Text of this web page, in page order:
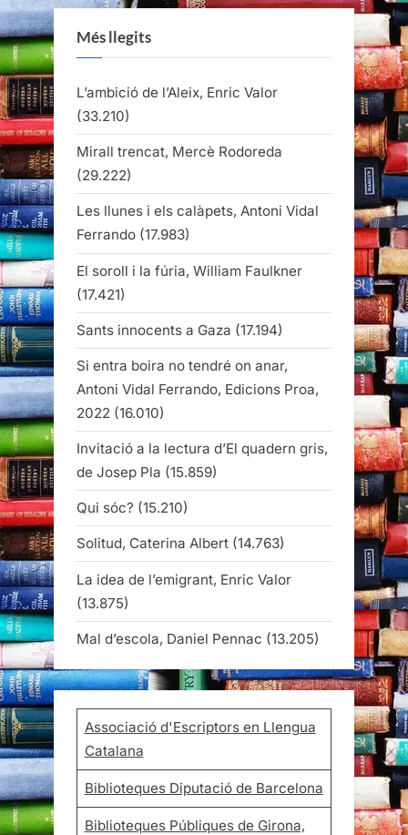
Més llegits
L’ambició de l’Aleix, Enric Valor
(33.210)
Mirall trencat, Mercè Rodoreda
(29.222)
Les llunes i els calàpets, Antoni Vidal
Ferrando (17.983)
El soroll i la fúria, William Faulkner
(17.421)
Sants innocents a Gaza (17.194)
Si entra boira no tendré on anar,
Antoni Vidal Ferrando, Edicions Proa,
2022 (16.010)
Invitació a la lectura d’El quadern gris,
de Josep Pla (15.859)
Qui sóc? (15.210)
Solitud, Caterina Albert (14.763)
La idea de l’emigrant, Enric Valor
(13.875)
Mal d’escola, Daniel Pennac (13.205)
Associació d'Escriptors en Llengua
Catalana
Biblioteques Diputació de Barcelona
Biblioteques Públiques de Girona,